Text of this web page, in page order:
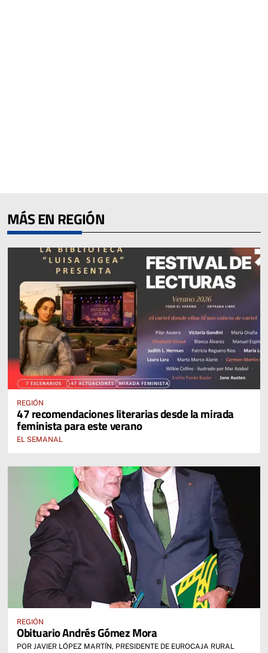
MÁS EN REGIÓN
REGIÓN
47 recomendaciones literarias desde la mirada
feminista para este verano
EL SEMANAL
REGIÓN
Obituario Andrés Gómez Mora
POR JAVIER LÓPEZ MARTÍN, PRESIDENTE DE EUROCAJA RURAL